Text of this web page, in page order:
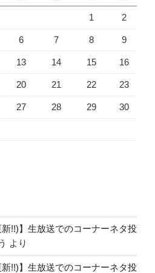
1 2
6 7 8 9
13 14 15 16
20 21 22 23
27 28 29 30
新!!)】生放送でのコーナーネタ投
より
新!!)】生放送でのコーナーネタ投